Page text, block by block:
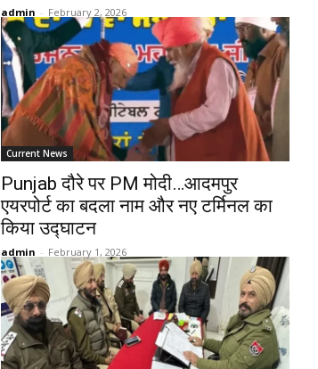
admin - February 2, 2026
Current News
Punjab दौरे पर PM मोदी…आदमपुर
एयरपोर्ट का बदला नाम और नए टर्मिनल का
किया उद्घाटन
admin - February 1, 2026